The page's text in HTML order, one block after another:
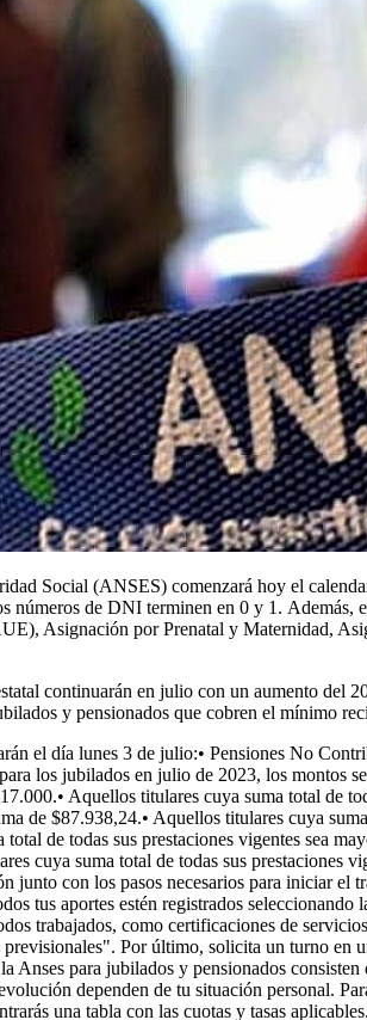
Social (ANSES) comenzará hoy el
números de DNI terminen en 0 y 1.
Asignación por Prenatal y Maternidad,
continuarán en julio con un aumento
y pensionados que cobren el mínimo
el día lunes 3 de julio:• Pensiones No
los jubilados en julio de 2023, los montos
Aquellos titulares cuya suma total de
de $87.938,24.• Aquellos titulares cuya
de todas sus prestaciones vigentes sea
cuya suma total de todas sus
junto con los pasos necesarios para iniciar
tus aportes estén registrados
trabajados, como certificaciones de
Por último, solicita un turno en
Anses para jubilados y pensionados
dependen de tu situación personal.
una tabla con las cuotas y tasas